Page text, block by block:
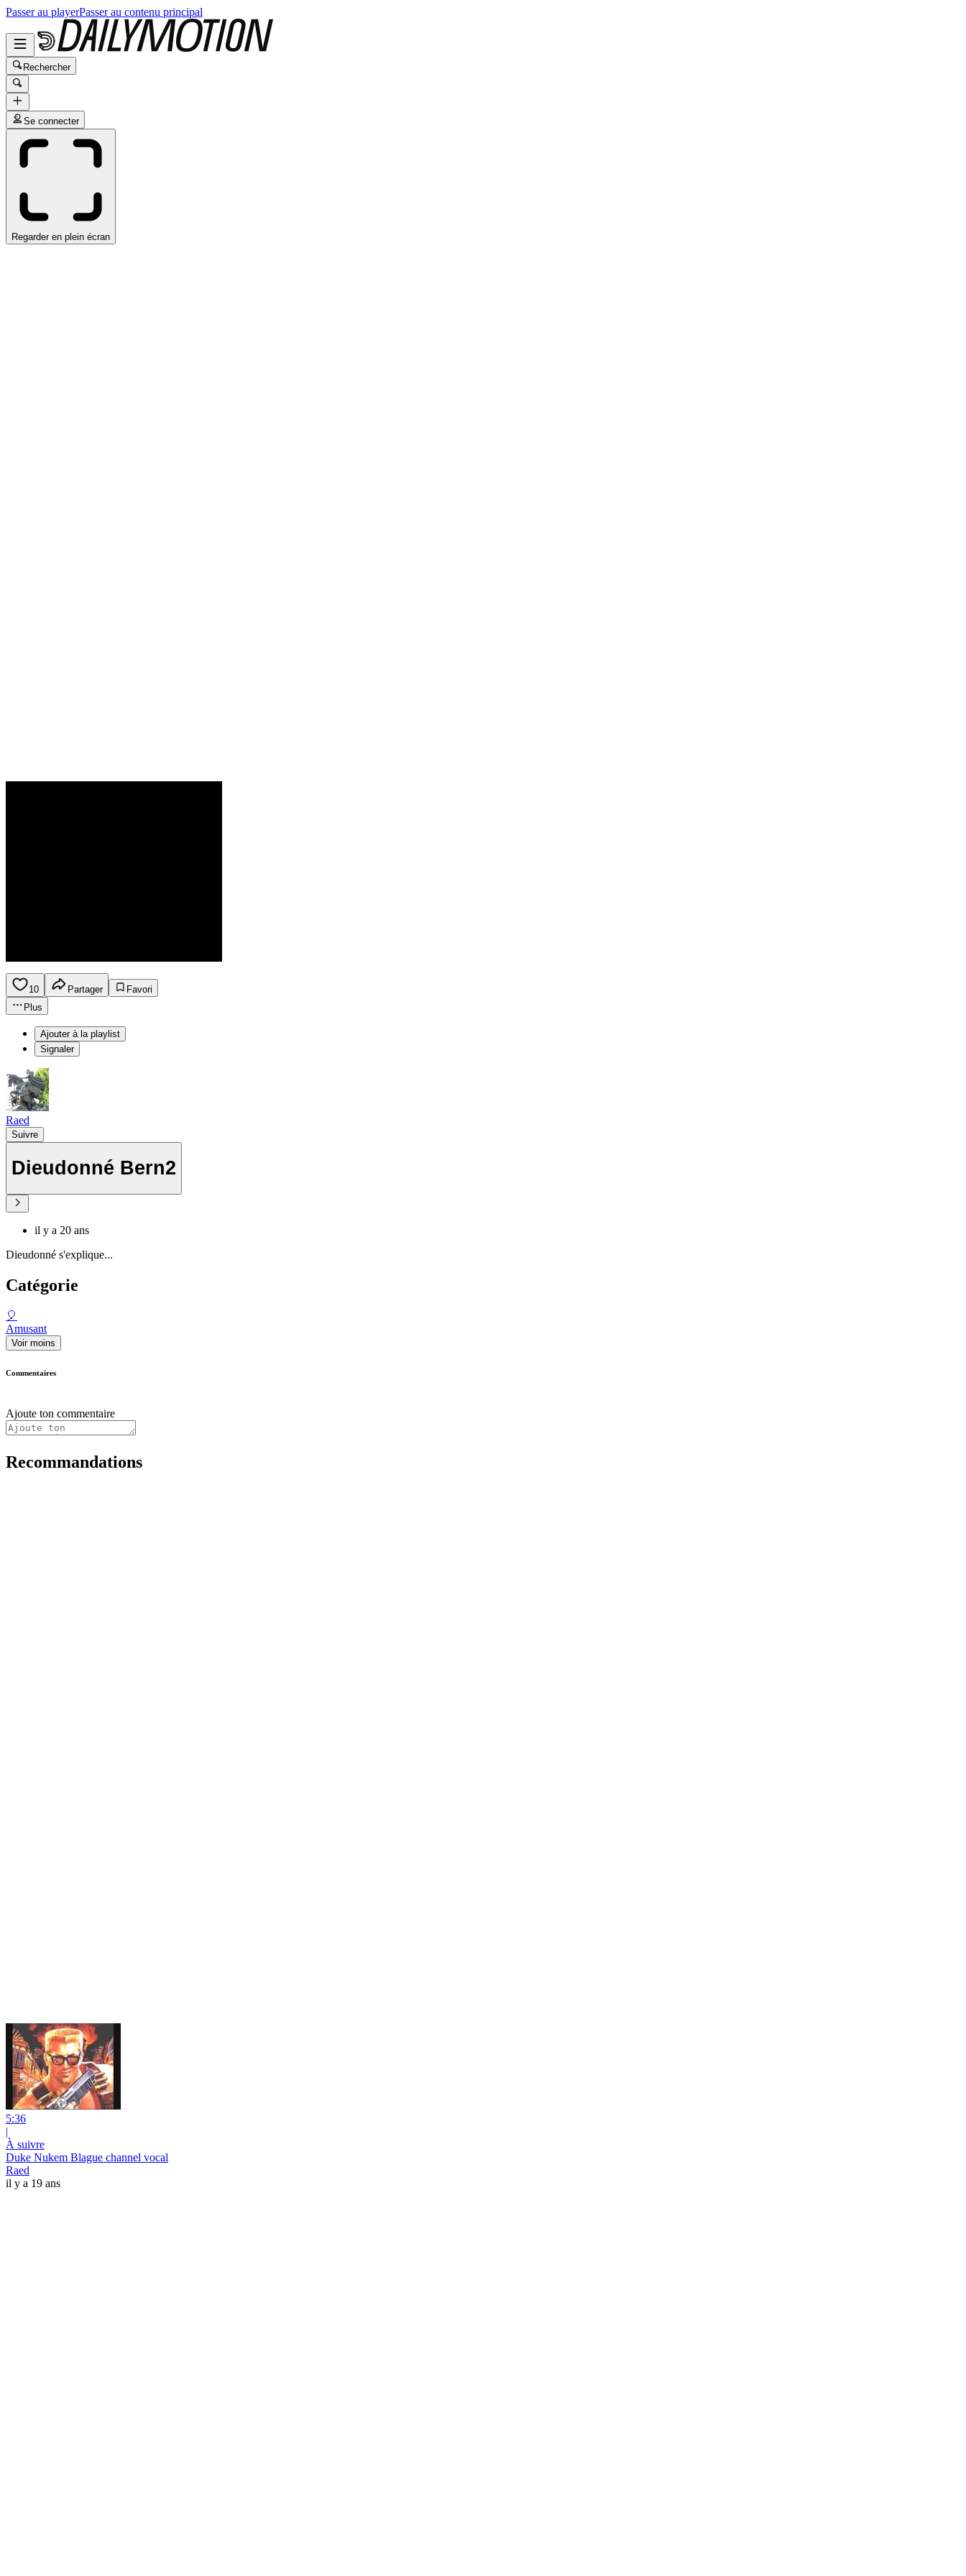
Passer au playerPasser au contenu principal
Rechercher
Se connecter
Regarder en plein écran
10 Partager
Favori
Plus
Ajouter à la playlist
Signaler
Raed
Suivre
Dieudonné Bern2
il y a 20 ans
Dieudonné s'explique...
Catégorie
🎈
Amusant
Voir moins
Commentaires
Ajoute ton commentaire
Recommandations
5:36
|
À suivre
Duke Nukem Blague channel vocal
Raed
il y a 19 ans